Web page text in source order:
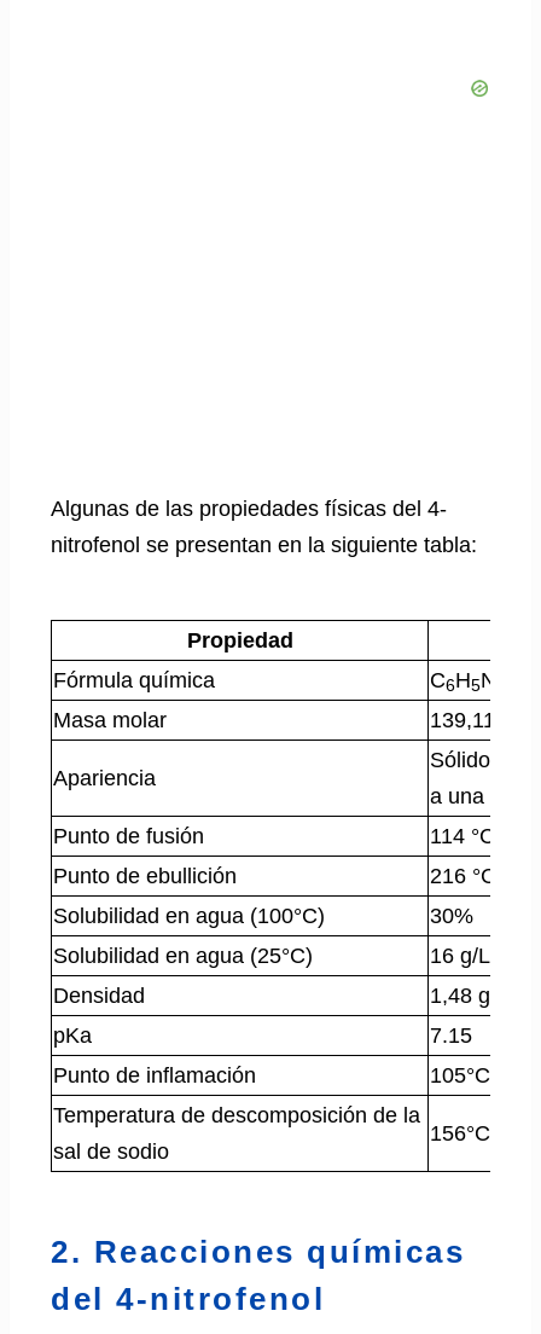
Algunas de las propiedades físicas del 4-
nitrofenol se presentan en la siguiente tabla:
Propiedad
Fórmula química
C6H5NO
Masa molar 139,11 g/
Apariencia
Sólido
a una
Punto de fusión
114 °C
Punto de ebullición
216 °C
Solubilidad en agua (100°C)
30%
Solubilidad en agua (25°C)
16 g/L
Densidad
1,48 g/cm³
pKa
7.15
Punto de inflamación
105°C
Temperatura de descomposición de la
sal de sodio
156°C
2. Reacciones químicas
del 4-nitrofenol